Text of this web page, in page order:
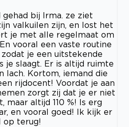
bij Irma. ze ziet
valkuilen zijn, en lost het
je met alle regelmaat om
vooral een vaste routine
je een uitstekende
je slaagt. Er is altijd ruimte
lach. Kortom, iemand die
rijdocent! Voordat je aan
zorgt zij dat je er niet
maar altijd 110 %! Is erg
en vooral goed! Ik kijk er
op terug!